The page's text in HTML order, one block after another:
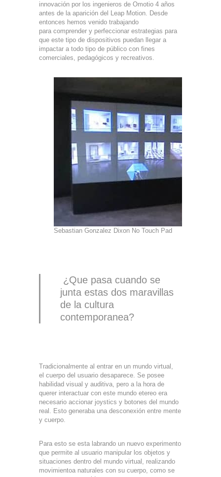
innovación por los ingenieros de Omotio 4 años
antes de la aparición del Leap Motion. Desde
entonces hemos venido trabajando
para comprender y perfeccionar estrategias para
que este tipo de dispositivos puedan llegar a
impactar a todo tipo de público con fines
comerciales, pedagógicos y recreativos.
Sebastian Gonzalez Dixon No Touch Pad
¿Que pasa cuando se
junta estas dos maravillas
de la cultura
contemporanea?
Tradicionalmente al entrar en un mundo virtual,
el cuerpo del usuario desaparece. Se posee
habilidad visual y auditiva, pero a la hora de
querer interactuar con este mundo etereo era
necesario accionar joystics y botones del mundo
real. Esto generaba una desconexión entre mente
y cuerpo.
Para esto se esta labrando un nuevo experimento
que permite al usuario manipular los objetos y
situaciones dentro del mundo virtual, realizando
movimientoa naturales con su cuerpo, como se